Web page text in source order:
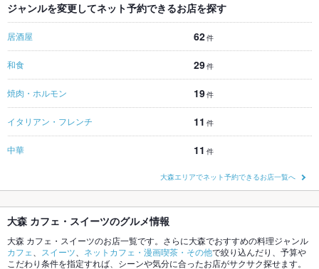
ジャンルを変更してネット予約できるお店を探す
居酒屋 62件
和食 29件
焼肉・ホルモン 19件
イタリアン・フレンチ 11 件
中華 11 件
大森エリアでネット予約できるお店一覧へ
大森 カフェ・スイーツのグルメ情報
大森 カフェ・スイーツのお店一覧です。さらに大森でおすすめの料理ジャンル
カフェ
スイーツ ネットカフェ・漫画喫茶・その他で絞り込んだり、予算や
こだわり条件を指定すれば、シーンや気分に合ったお店がサクサク探せます。